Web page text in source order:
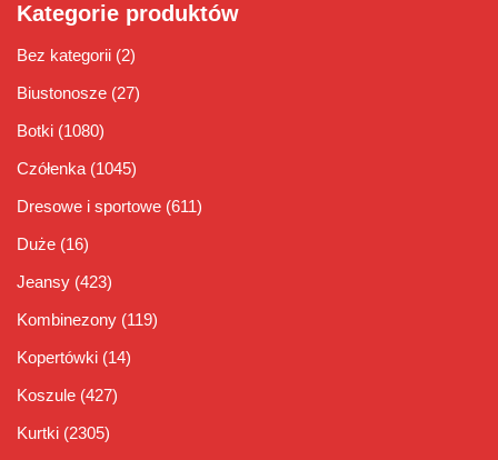
Kategorie produktów
Bez kategorii (2)
Biustonosze (27)
Botki (1080)
Czółenka (1045)
Dresowe i sportowe (611)
Duże (16)
Jeansy (423)
Kombinezony (119)
Kopertówki (14)
Koszule (427)
Kurtki (2305)